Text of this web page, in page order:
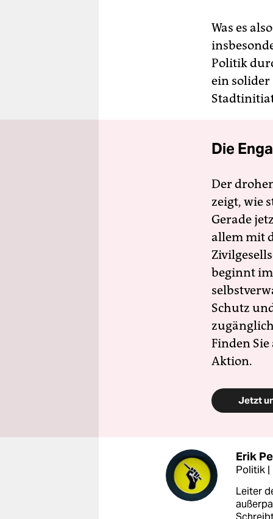
Was es
Politik
ein solider
Die
Der
zeigt, wie
Gerade
allem mit
beginnt
Schutz
Finden
Aktion.
Jetzt
Erik
Politik |
Leiter